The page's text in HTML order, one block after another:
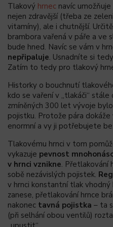
Tlakový hrnec navíc umožňuje
nejen zdravější (třeba ze
vitamíny), ale i chutnější.
brambora vařená v páře a ve
bude hned. Navíc se vám v
nepřipaluje. Usnadníte si
Zatím to tedy pro tlakový
Historky o bouchnutí
kdo se vaření v „tlakáči“ stále
zmíněných 300 let vývoje
pojistku. Protože pára
enormní a vy ji potřebujete
Tlakovému hrnci v tom
vykazuje pevnost
v hrnci vznikne. Přetlakování
sobě nezávislých pojistek.
v hrnci konstantní tlak
zanese, přetlakování hrnce
nakonec tavná pojistka – ta
(při selhání obou ventilů)